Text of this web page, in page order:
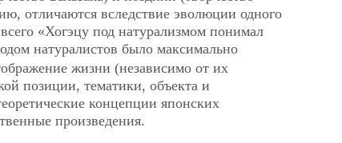
отличаются вследствие эволюции одного
«Хогэцу под натурализмом понимал
натуралистов было максимально
жизни (независимо от их
позиции, тематики, объекта и
концепции японских
произведения.